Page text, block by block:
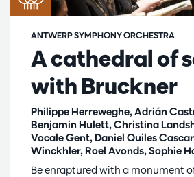
A cathedral of
with Bruckner
Philippe Herreweghe, Adrián
Benjamin Hulett, Christina
Vocale Gent, Daniel Quiles
Winckhler, Roel Avonds, Sophie
ANTWERP SYMPHONY ORCHESTRA
Be enraptured with a monument